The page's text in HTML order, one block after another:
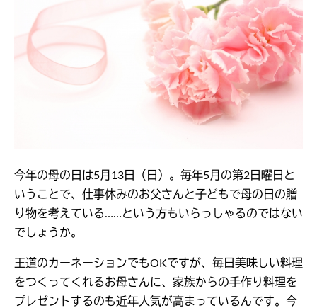
今年の母の日は5月13日（日）。毎年5月の第2日曜日と
いうことで、仕事休みのお父さんと子どもで母の日の贈
り物を考えている……という方もいらっしゃるのではない
でしょうか。
王道のカーネーションでもOKですが、毎日美味しい料理
をつくってくれるお母さんに、家族からの手作り料理を
プレゼントするのも近年人気が高まっているんです。今